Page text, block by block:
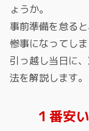
ょうか。
事前準備を怠る
惨事になってし
引っ越し当日に
法を解説します。
１番安